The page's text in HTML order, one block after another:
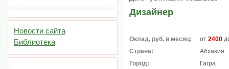
Новости сайта
Библиотека
Дизайнер
Оклад, руб. в месяц: от 2400
Страна:
Абхазия
Город:
Гагра